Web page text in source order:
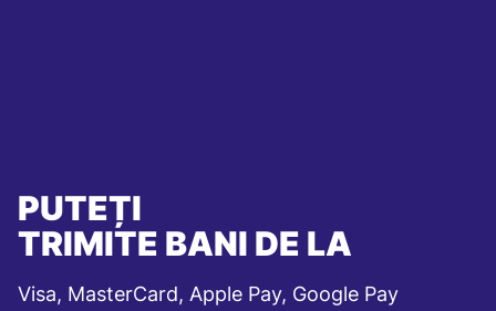
PUTEȚI
TRIMITE BANI DE LA
Visa, MasterCard, Apple Pay, Google Pay